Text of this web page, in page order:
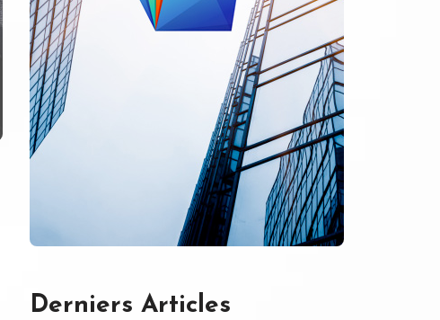
Derniers Articles